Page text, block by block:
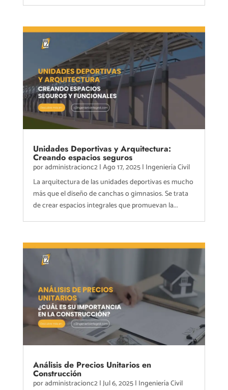
Unidades Deportivas y Arquitectura:
Creando espacios seguros
poradministracionc2|Ago 17, 2025| Ingeniería Civil
La arquitectura de las unidades deportivas es mucho
más que el diseño de canchas o gimnasios. Se trata
de crear espacios integrales que promuevan la...
Análisis de Precios Unitarios en
Construcción
poradministracionc2|Jul 6, 2025| Ingeniería Civil